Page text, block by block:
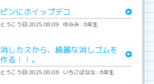
ピンにホイップデコ
とうこう日:2025.08.09 ゆみみ : 6年生
消しカスから、綺麗な消しゴムを
作る！！。
とうこう日:2025.08.06 いちごばなな : 6年生